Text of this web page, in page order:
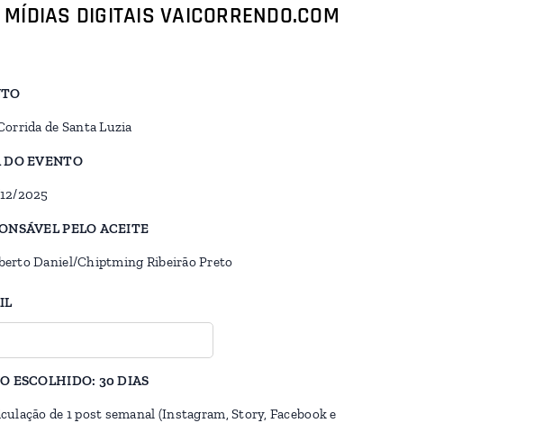
MÍDIAS DIGITAISVAICORRENDO.COM
de Santa Luzia
DO EVENTO
2025
PELO ACEITE
Daniel/Chiptming Ribeirão Preto
ESCOLHIDO: 30 DIAS
de 1 post semanal (Instagram, Story, Facebook e